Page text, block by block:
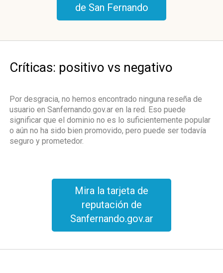
de San Fernando
Críticas: positivo vs negativo
Por desgracia, no hemos encontrado ninguna reseña de
usuario en Sanfernando.gov.ar en la red. Eso puede
significar que el dominio no es lo suficientemente popular
o aún no ha sido bien promovido, pero puede ser todavía
seguro y prometedor.
Mira la tarjeta de
reputación de
Sanfernando.gov.ar